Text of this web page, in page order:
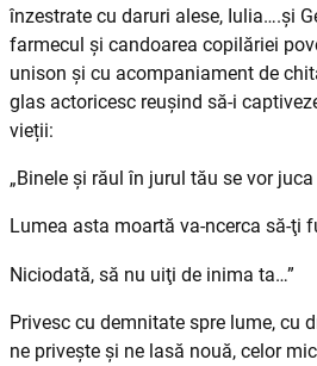
înzestrate cu daruri alese, Iulia….și
farmecul și candoarea copilăriei
unison și cu acompaniament de
glas actoricesc reușind să-i
vieții:
„Binele şi răul în jurul tău se vor juca
Lumea asta moartă va-ncerca să-ţi
Niciodată, să nu uiţi de inima ta…”
Privesc cu demnitate spre lume, cu
ne privește și ne lasă nouă, celor